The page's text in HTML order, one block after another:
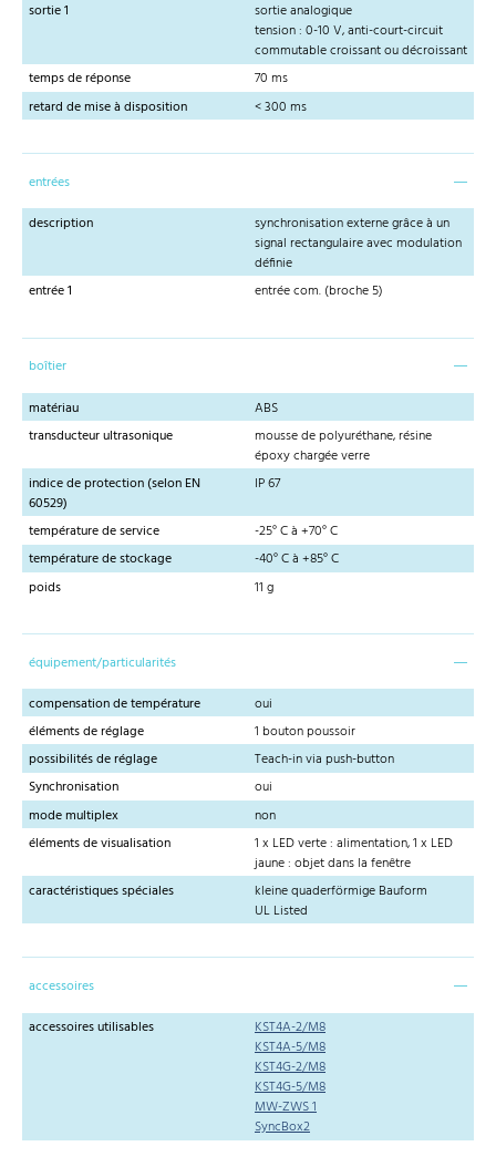
sortie 1
sortie analogique
tension : 0-10 V, anti-court-circuit
commutable croissant ou décroissant
temps de réponse
70 ms
retard de mise à disposition
< 300 ms
entrées
description
synchronisation externe grâce à un
signal rectangulaire avec modulation
définie
entrée 1
entrée com. (broche 5)
boîtier
matériau
ABS
transducteur ultrasonique
mousse de polyuréthane, résine
époxy chargée verre
indice de protection (selon EN
60529)
IP 67
température de service
-25° C à +70° C
température de stockage
-40° C à +85° C
poids
11 g
équipement/particularités
compensation de température
oui
éléments de réglage
1 bouton poussoir
possibilités de réglage
Teach-in via push-button
Synchronisation
oui
mode multiplex
non
éléments de visualisation
1 x LED verte : alimentation, 1 x LED
jaune : objet dans la fenêtre
caractéristiques spéciales
kleine quaderförmige Bauform
UL Listed
accessoires
accessoires utilisables
KST4A-2/M8
KST4A-5/M8
KST4G-2/M8
KST4G-5/M8
MW-ZWS 1
SyncBox2